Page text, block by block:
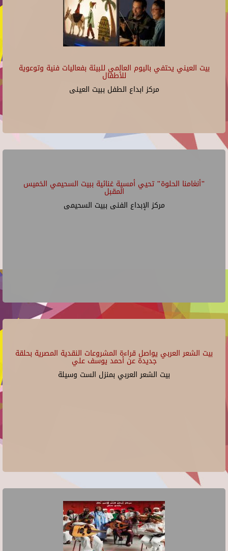
بيت العيني يحتفي باليوم العالمي للبيئة بفعاليات فنية وتوعوية
للأطفال
مركز ابداع الطفل ببيت العينى
"أنغامنا الحلوة" تحيي أمسية غنائية ببيت السحيمي الخميس
المقبل
مركز الإبداع الفنى ببيت السحيمى
بيت الشعر العربي يواصل قراءة المشروعات النقدية المصرية بحلقة
جديدة عن أحمد يوسف علي
بيت الشعر العربي بمنزل الست وسيلة